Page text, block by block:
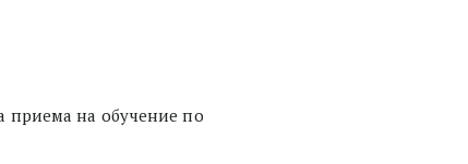
приема на обучение по